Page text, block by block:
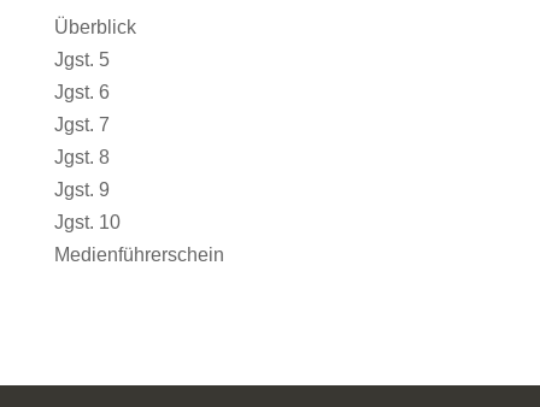
Überblick
Jgst. 5
Jgst. 6
Jgst. 7
Jgst. 8
Jgst. 9
Jgst. 10
Medienführerschein